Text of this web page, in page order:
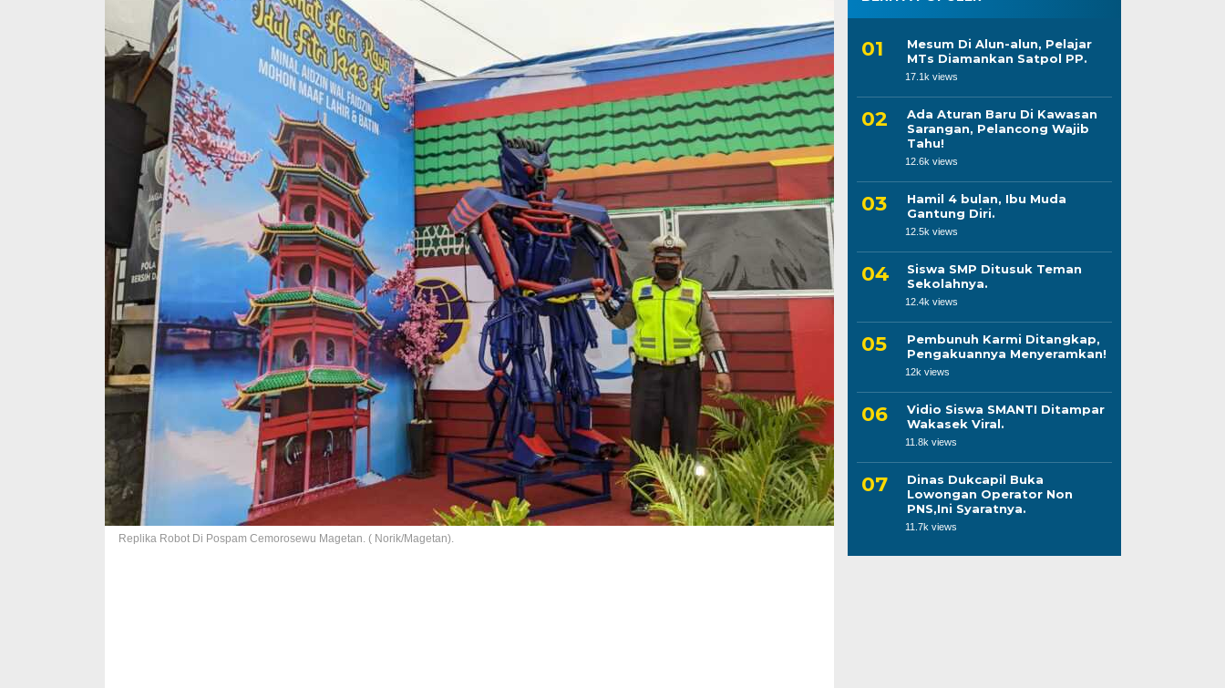
Replika Robot Di Pospam Cemorosewu Magetan. ( Norik/Magetan).
Mesum Di Alun-alun, Pelajar
MTs Diamankan Satpol PP.
17.1k views
Ada Aturan Baru Di Kawasan
Sarangan, Pelancong Wajib
Tahu!
12.6k views
Hamil 4 bulan, Ibu Muda
Gantung Diri.
12.5k views
Siswa SMP Ditusuk Teman
Sekolahnya.
12.4k views
Pembunuh Karmi Ditangkap,
Pengakuannya Menyeramkan!
12k views
Vidio Siswa SMANTI Ditampar
Wakasek Viral.
11.8k views
Dinas Dukcapil Buka
Lowongan Operator Non
PNS,Ini Syaratnya.
11.7k views